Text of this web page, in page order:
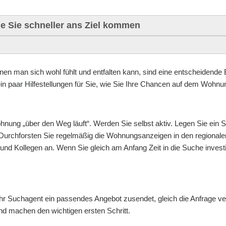
Sie schneller ans Ziel kommen
man sich wohl fühlt und entfalten kann, sind eine
paar Hilfestellungen für Sie, wie Sie Ihre Chancen auf dem
„über den Weg läuft“. Werden Sie selbst aktiv. Legen Sie ein
Sie regelmäßig die Wohnungsanzeigen in den
Kollegen an. Wenn Sie gleich am Anfang Zeit in die Suche
Suchagent ein passendes Angebot zusendet, gleich die Anfrage
machen den wichtigen ersten Schritt.